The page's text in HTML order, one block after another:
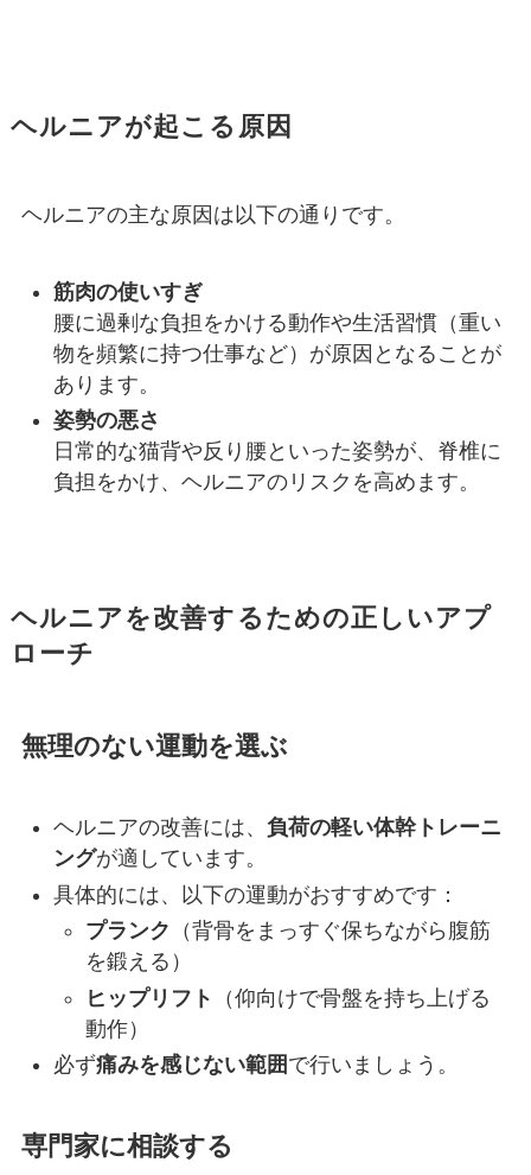
ヘルニアが起こる原因
ヘルニアの主な原因は以下の通りです。
筋肉の使いすぎ
腰に過剰な負担をかける動作や生活習慣（重い
物を頻繁に持つ仕事など）が原因となることが
あります。
姿勢の悪さ
日常的な猫背や反り腰といった姿勢が、脊椎に
負担をかけ、ヘルニアのリスクを高めます。
ヘルニアを改善するための正しいアプ
ローチ
無理のない運動を選ぶ
ヘルニアの改善には、 負荷の軽い体幹トレーニ
ングが適しています。
具体的には、以下の運動がおすすめです：
プランク （背骨をまっすぐ保ちながら腹筋
を鍛える）
ヒップリフト
（仰向けで骨盤を持ち上げる
動作）
必ず痛みを感じない範囲 で行いましょう。
専門家に相談する